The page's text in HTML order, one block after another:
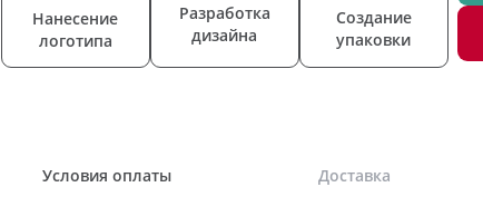
Нанесение
логотипа
Разработка
дизайна
Создание
упаковки
Условия оплаты Доставка